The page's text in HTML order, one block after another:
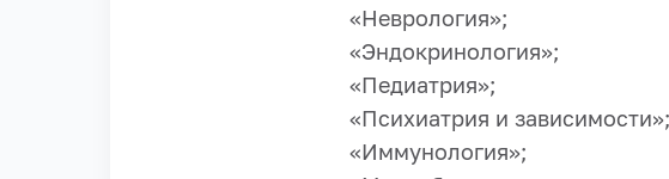
«Неврология»;
«Эндокринология»;
«Педиатрия»;
«Психиатрия и зависимости»;
«Иммунология»;